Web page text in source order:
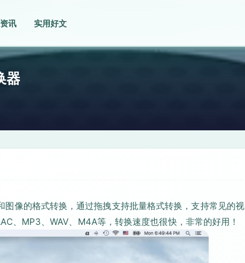
讯 实用好文
器
像的格式转换，通过拖拽支持批量格式转换，支持常见的视
、MP3、WAV、M4A等，转换速度也很快，非常的好用！